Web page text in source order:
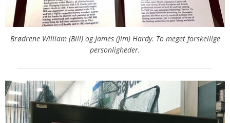
Brødrene William (Bill) og James (Jim) Hardy. To meget forskellige
personligheder.